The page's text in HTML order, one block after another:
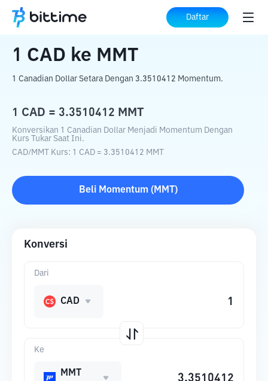
Daftar
Beranda Konverter Kripto ke MMT
1 CAD ke MMT
1 Canadian Dollar Setara Dengan 3.3510412 Momentum.
1 CAD = 3.3510412 MMT
Konversikan 1 Canadian Dollar Menjadi Momentum Dengan
Kurs Tukar Saat Ini.
CAD/MMT Kurs: 1 CAD = 3.3510412 MMT
Beli Momentum( MMT )
Konversi
Ke
MMT
Dari
CAD